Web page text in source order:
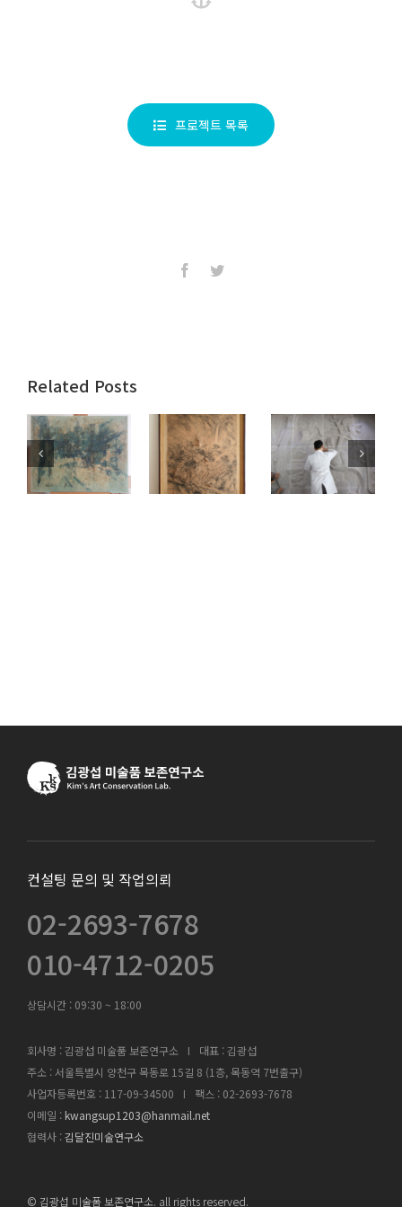
프로젝트 목록
FacebookTwitter
Related Posts
컨설팅 문의 및 작업의뢰
02-2693-7678
010-4712-0205
상담시간 : 09:30 ~ 18:00
회사명 : 김광섭 미술품 보존연구소 I
대표 : 김광섭
주소 : 서울특별시 양천구 목동로 15길 8 (1층, 목동역 7번출구)
사업자등록번호 : 117-09-34500
I
팩스 : 02-2693-7678
이메일 : kwangsup1203@hanmail.net
협력사 :김달진미술연구소
© 김광섭 미술폼 보존연구소. all rights reserved.